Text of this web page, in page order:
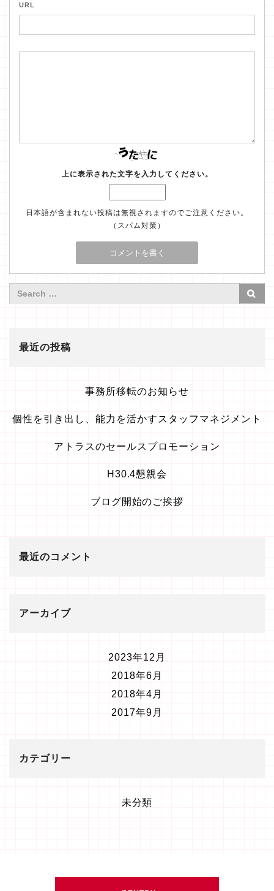
URL
上に表示された文字を入力してください。
日本語が含まれない投稿は無視されますのでご注意ください。
（スパム対策）
最近の投稿
事務所移転のお知らせ
個性を引き出し、能力を活かすスタッフマネジメント
アトラスのセールスプロモーション
H30.4懇親会
ブログ開始のご挨拶
最近のコメント
アーカイブ
2023年12月
2018年6月
2018年4月
2017年9月
カテゴリー
未分類